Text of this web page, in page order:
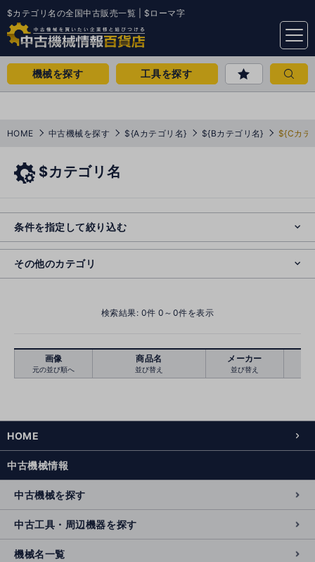
$カテゴリ名の全国中古販売一覧 | $ローマ字
menu
機械を探す 工具を探す
HOME 中古機械を探す ${Aカテゴリ名} ${Bカテゴリ名} ${Cカテ
$カテゴリ名
条件を指定して絞り込む
絞り込む クリア
その他のカテゴリ
o
s
e
検索結果: 0件 0～0件を表示
画像
元の並び順へ
商品名
並び替え
メーカー
並び替え
HOME
中古機械情報
中古機械を探す
中古工具・周辺機器を探す
機械名一覧